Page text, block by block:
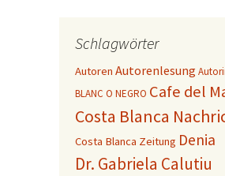
Schlagwörter
Autoren Autorenlesung
BLANC O NEGRO Cafe del
Costa Blanca
Costa Blanca Zeitung Denia
Dr. Gabriela Calutiu